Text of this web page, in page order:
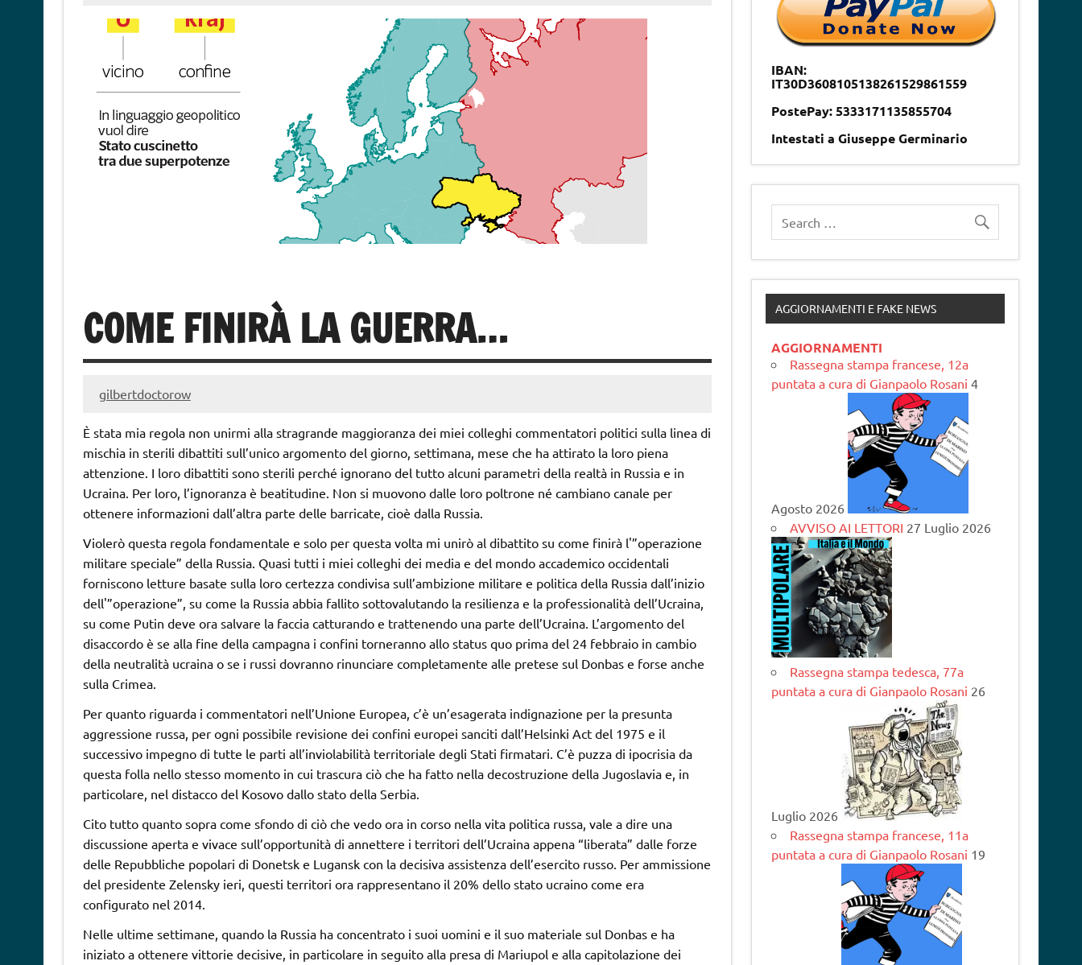
COME FINIRÀ LA GUERRA…
gilbertdoctorow
È stata mia regola non unirmi alla stragrande maggioranza dei miei colleghi commentatori politici sulla linea di
mischia in sterili dibattiti sull’unico argomento del giorno, settimana, mese che ha attirato la loro piena
attenzione. I loro dibattiti sono sterili perché ignorano del tutto alcuni parametri della realtà in Russia e in
Ucraina. Per loro, l’ignoranza è beatitudine. Non si muovono dalle loro poltrone né cambiano canale per
ottenere informazioni dall’altra parte delle barricate, cioè dalla Russia.
Violerò questa regola fondamentale e solo per questa volta mi unirò al dibattito su come finirà l'”operazione
militare speciale” della Russia. Quasi tutti i miei colleghi dei media e del mondo accademico occidentali
forniscono letture basate sulla loro certezza condivisa sull’ambizione militare e politica della Russia dall’inizio
dell'”operazione”, su come la Russia abbia fallito sottovalutando la resilienza e la professionalità dell’Ucraina,
su come Putin deve ora salvare la faccia catturando e trattenendo una parte dell’Ucraina. L’argomento del
disaccordo è se alla fine della campagna i confini torneranno allo status quo prima del 24 febbraio in cambio
della neutralità ucraina o se i russi dovranno rinunciare completamente alle pretese sul Donbas e forse anche
sulla Crimea.
Per quanto riguarda i commentatori nell’Unione Europea, c’è un’esagerata indignazione per la presunta
aggressione russa, per ogni possibile revisione dei confini europei sanciti dall’Helsinki Act del 1975 e il
successivo impegno di tutte le parti all’inviolabilità territoriale degli Stati firmatari. C’è puzza di ipocrisia da
questa folla nello stesso momento in cui trascura ciò che ha fatto nella decostruzione della Jugoslavia e, in
particolare, nel distacco del Kosovo dallo stato della Serbia.
Cito tutto quanto sopra come sfondo di ciò che vedo ora in corso nella vita politica russa, vale a dire una
discussione aperta e vivace sull’opportunità di annettere i territori dell’Ucraina appena “liberata” dalle forze
delle Repubbliche popolari di Donetsk e Lugansk con la decisiva assistenza dell’esercito russo. Per ammissione
del presidente Zelensky ieri, questi territori ora rappresentano il 20% dello stato ucraino come era
configurato nel 2014.
Nelle ultime settimane, quando la Russia ha concentrato i suoi uomini e il suo materiale sul Donbas e ha
iniziato a ottenere vittorie decisive, in particolare in seguito alla presa di Mariupol e alla capitolazione dei
IBAN:
IT30D3608105138261529861559
PostePay: 5333171135855704
Intestati a Giuseppe Germinario
AGGIORNAMENTI E FAKE NEWS
AGGIORNAMENTI
Rassegna stampa francese, 12a
puntata a cura di Gianpaolo Rosani 4
Agosto 2026
AVVISO AI LETTORI 27 Luglio 2026
Rassegna stampa tedesca, 77a
puntata a cura di Gianpaolo Rosani 26
Luglio 2026
Rassegna stampa francese, 11a
puntata a cura di Gianpaolo Rosani 19